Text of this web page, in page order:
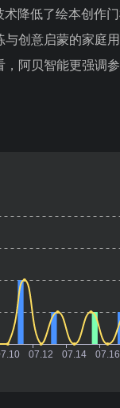
术降低了绘本创作
与创意启蒙的家庭
阿贝智能更强调